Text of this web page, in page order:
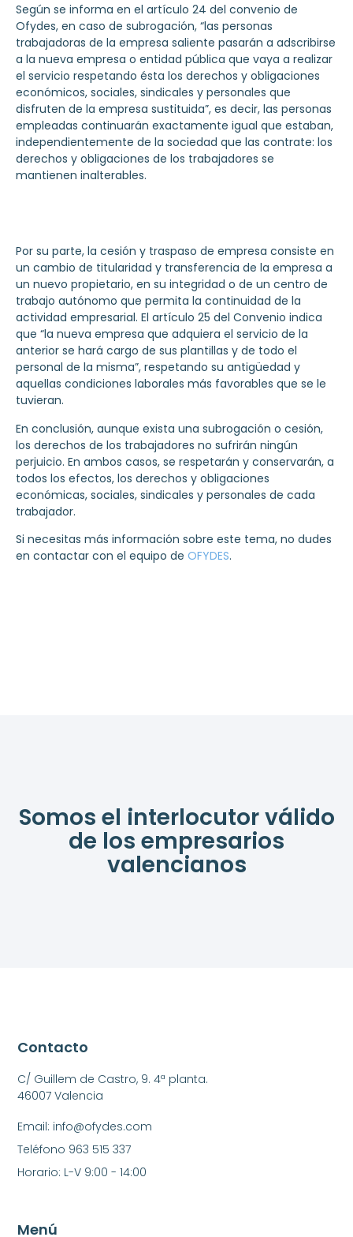
Según se informa en el artículo 24 del convenio de
Ofydes, en caso de subrogación, “las personas
trabajadoras de la empresa saliente pasarán a adscribirse
a la nueva empresa o entidad pública que vaya a realizar
el servicio respetando ésta los derechos y obligaciones
económicos, sociales, sindicales y personales que
disfruten de la empresa sustituida”, es decir, las personas
empleadas continuarán exactamente igual que estaban,
independientemente de la sociedad que las contrate: los
derechos y obligaciones de los trabajadores se
mantienen inalterables.
Por su parte, la cesión y traspaso de empresa consiste en
un cambio de titularidad y transferencia de la empresa a
un nuevo propietario, en su integridad o de un centro de
trabajo autónomo que permita la continuidad de la
actividad empresarial. El artículo 25 del Convenio indica
que “la nueva empresa que adquiera el servicio de la
anterior se hará cargo de sus plantillas y de todo el
personal de la misma”, respetando su antigüedad y
aquellas condiciones laborales más favorables que se le
tuvieran.
En conclusión, aunque exista una subrogación o cesión,
los derechos de los trabajadores no sufrirán ningún
perjuicio. En ambos casos, se respetarán y conservarán, a
todos los efectos, los derechos y obligaciones
económicas, sociales, sindicales y personales de cada
trabajador.
Si necesitas más información sobre este tema, no dudes
en contactar con el equipo de OFYDES.
Somos el interlocutor válido
de los empresarios
valencianos
Menú
Contacto
C/ Guillem de Castro, 9. 4ª planta.
46007 Valencia
Email: info@ofydes.com
Teléfono 963 515 337
Horario: L-V 9:00 - 14:00